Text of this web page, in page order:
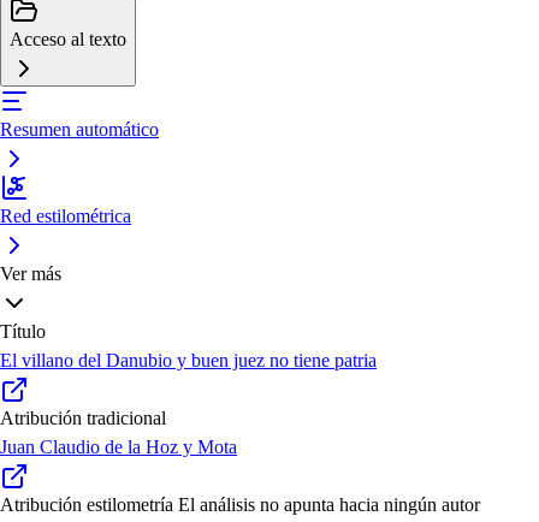
Acceso al texto
Resumen automático
Red estilométrica
Ver más
Título
El villano del Danubio y buen juez no tiene patria
Atribución tradicional
Juan Claudio de la Hoz y Mota
Atribución estilometría El análisis no apunta hacia ningún autor